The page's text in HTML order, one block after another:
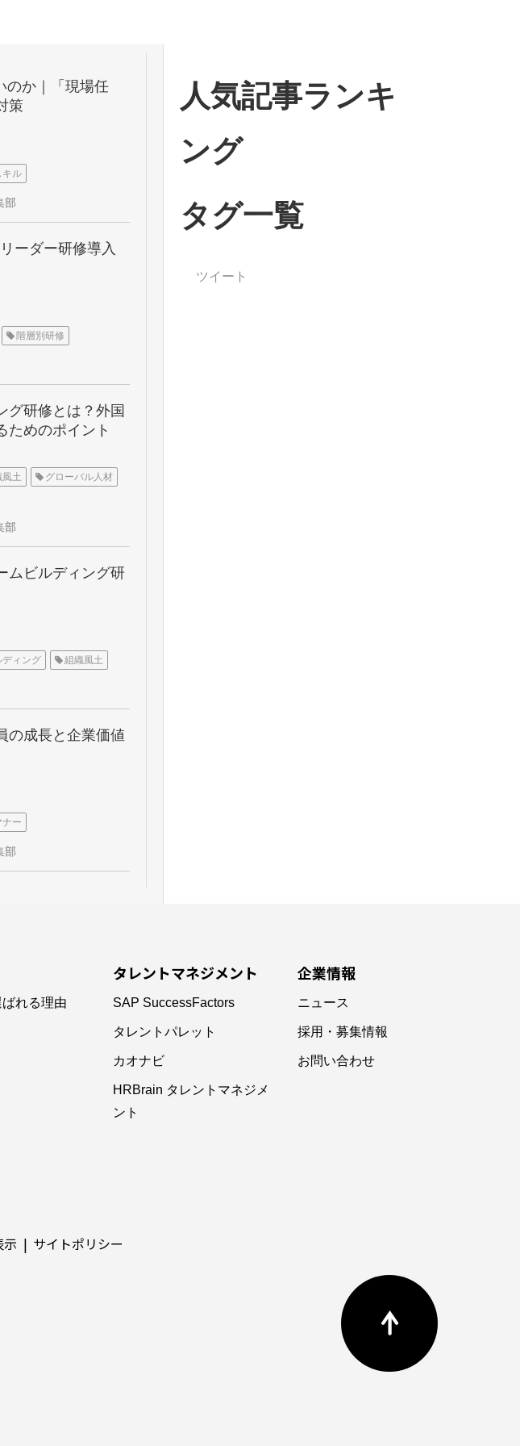
のか｜「現場任
策
キル
部
ーダー研修導入
階層別研修
グ研修とは？外国
ためのポイント
風土 グローバル人材
部
ムビルディング研
ディング 組織風土
の成長と企業価値
ナー
部
人気記事ランキ
ング
タグ一覧
ツイート
れる理由
タレントマネジメント
SAP SuccessFactors
タレントパレット
カオナビ
HRBrain タレントマネジメ
ント
企業情報
ニュース
採用・募集情報
お問い合わせ
サイトポリシー